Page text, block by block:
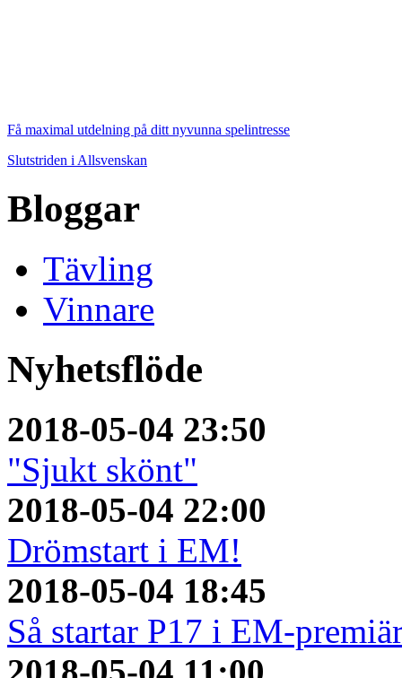
Få maximal utdelning på ditt nyvunna spelintresse
Slutstriden i Allsvenskan
Bloggar
Tävling
Vinnare
Nyhetsflöde
2018-05-04 23:50
"Sjukt skönt"
2018-05-04 22:00
Drömstart i EM!
2018-05-04 18:45
Så startar P17 i EM-